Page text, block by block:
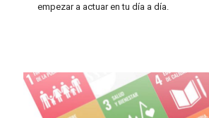
empezar a actuar en tu día a día.